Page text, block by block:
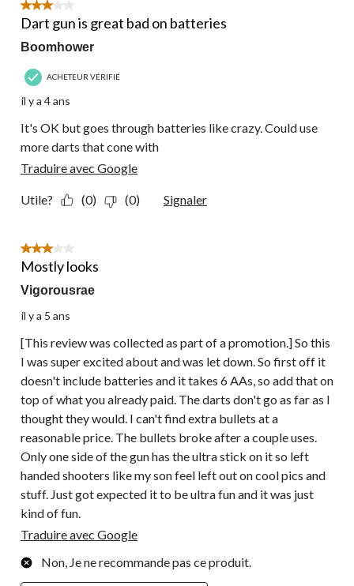
3 étoile(s) sur 5.
Dart gun is great bad on batteries
Boomhower
ACHETEUR VÉRIFIÉ
il y a 4 ans
It's OK but goes through batteries like crazy. Could use
more darts that cone with
Traduire avec Google
Utile? (0) (0) Signaler
3 étoile(s) sur 5.
Mostly looks
Vigorousrae
il y a 5 ans
[This review was collected as part of a promotion.] So this
I was super excited about and was let down. So first off it
doesn't include batteries and it takes 6 AAs, so add that on
top of what you already paid. The darts don't go as far as I
thought they would. I can't find extra bullets at a
reasonable price. The bullets broke after a couple uses.
Only one side of the gun has the ultra stick on it so left
handed shooters like my son feel left out on cool pics and
stuff. Just got expected it to be ultra fun and it was just
kind of fun.
Traduire avec Google
Non, Je ne recommande pas ce produit.